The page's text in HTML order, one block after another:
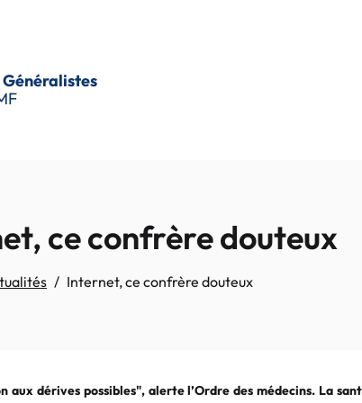
Généralistes
ce confrère douteux
Internet, ce confrère douteux
aux dérives possibles", alerte l’Ordre des médecins. La